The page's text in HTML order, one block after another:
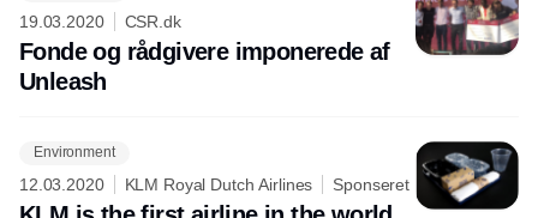
19.03.2020 CSR.dk
Fonde og rådgivere imponerede af
Unleash
Environment
12.03.2020 KLM Royal Dutch Airlines Sponseret